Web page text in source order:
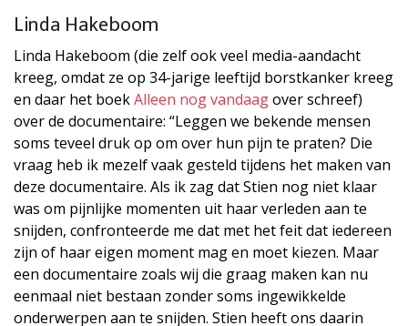
Linda Hakeboom
Linda Hakeboom (die zelf ook veel media-aandacht
kreeg, omdat ze op 34-jarige leeftijd borstkanker kreeg
en daar het boekAlleen nog vandaagover schreef)
over de documentaire: “Leggen we bekende mensen
soms teveel druk op om over hun pijn te praten? Die
vraag heb ik mezelf vaak gesteld tijdens het maken van
deze documentaire. Als ik zag dat Stien nog niet klaar
was om pijnlijke momenten uit haar verleden aan te
snijden, confronteerde me dat met het feit dat iedereen
zijn of haar eigen moment mag en moet kiezen. Maar
een documentaire zoals wij die graag maken kan nu
eenmaal niet bestaan zonder soms ingewikkelde
onderwerpen aan te snijden. Stien heeft ons daarin